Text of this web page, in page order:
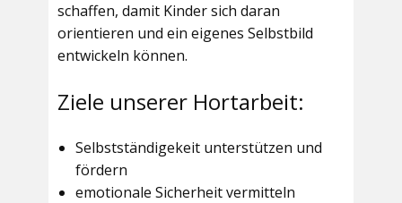
schaffen, damit Kinder sich daran
orientieren und ein eigenes Selbstbild
entwickeln können.
Ziele unserer Hortarbeit:
Selbstständigekeit unterstützen und
fördern
emotionale Sicherheit vermitteln